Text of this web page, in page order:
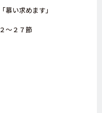
慕い求めます」
～２７節